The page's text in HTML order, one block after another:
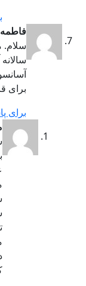
سلام.
برای
برای